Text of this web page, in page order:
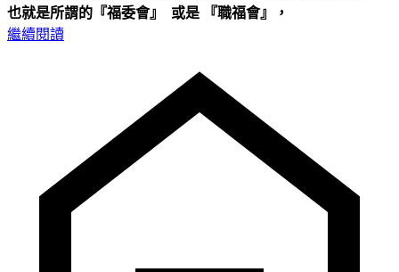
也就是所謂的『福委會』 或是 『職福會』，
繼續閱讀